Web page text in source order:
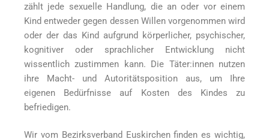
zählt jede sexuelle Handlung, die an oder vor einem
Kind entweder gegen dessen Willen vorgenommen wird
oder der das Kind aufgrund körperlicher, psychischer,
kognitiver oder sprachlicher Entwicklung nicht
wissentlich zustimmen kann. Die Täter:innen nutzen
ihre Macht- und Autoritätsposition aus, um Ihre
eigenen Bedürfnisse auf Kosten des Kindes zu
befriedigen.
Wir vom Bezirksverband Euskirchen finden es wichtig,